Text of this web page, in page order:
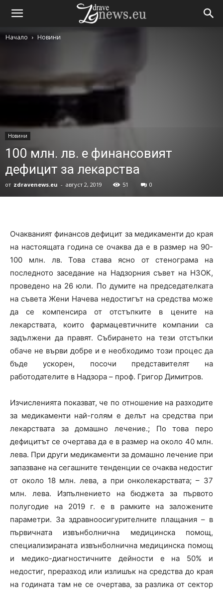
Начало Новини
Новини
100 млн. лв. е финансовият
дефицит за лекарства
от zdravenews.eu - август 2, 2019 51 0
Очакваният финансов дефицит за медикаменти до края
на настоящата година се очаква да е в размер на 90-
100 млн. лв. Това става ясно от стенограма на
последното заседание на Надзорния съвет на НЗОК,
проведено на 26 юли. По думите на председателката
на съвета Жени Начева недостигът на средства може
да се компенсира от отстъпките в цените на
лекарствата, които фармацевтичните компании са
задължени да правят. Събирането на тези отстъпки
обаче не върви добре и е необходимо този процес да
бъде ускорен, посочи представителят на
работодателите в Надзора – проф. Григор Димитров.
Изчисленията показват, че по отношение на разходите
за медикаменти най-голям е делът на средства при
лекарствата за домашно лечение.; По това перо
дефицитът се очертава да е в размер на около 40 млн.
лева. При други медикаменти за домашно лечение при
запазване на сегашните тенденции се очаква недостиг
от около 18 млн. лева, а при онколекарствата; – 37
млн. лева. Изпълнението на бюджета за първото
полугодие на 2019 г. е в рамките на заложените
параметри. За здравноосигурителните плащания – в
първичната извънболнична медицинска помощ,
специализираната извънболнична медицинска помощ
и медико-диагностичните дейности е на 50% и
недостиг, преразход или излишък на средства до края
на годината там не се очертава, за разлика от сектор